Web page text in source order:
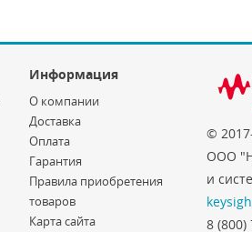
Информация
©
ООО
и
8 (800)
О компании
Доставка
Оплата
Гарантия
Правила приобретения
товаров
Карта сайта